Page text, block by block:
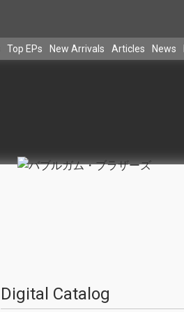
Top EPs New Arrivals Articles News
Digital Catalog